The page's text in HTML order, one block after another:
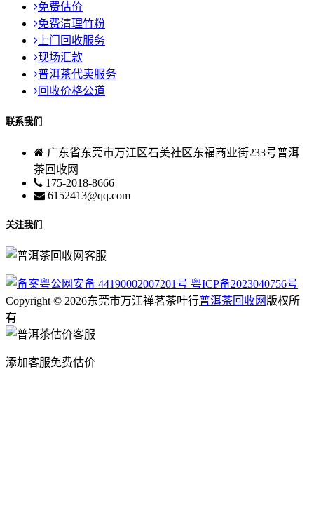
免费估价
免费清理竹粉
上门回收服务
现场汇款
普洱茶代卖服务
回收价格公道
联系我们
广东省东莞市万江区石美社区东福商业街233号普洱
茶回收网
175-2018-8666
6152413@qq.com
关注我们
粤公网安备 44190002007201号 粤ICP备2023040756号
Copyright © 2026东莞市万江禅茗茶叶行普洱茶回收网 版权所
有
添加客服免费估价